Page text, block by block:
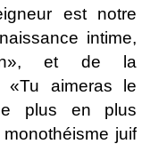
est notre
intime,
et de la
«Tu aimeras le
plus en plus
juif